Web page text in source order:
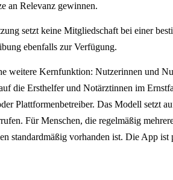
an Relevanz gewinnen.
setzt keine Mitgliedschaft bei einer
ebenfalls zur Verfügung.
weitere Kernfunktion: Nutzerinnen und
die Ersthelfer und Notärztinnen im
Plattformenbetreiber. Das Modell setzt
Für Menschen, die regelmäßig
standardmäßig vorhanden ist. Die App